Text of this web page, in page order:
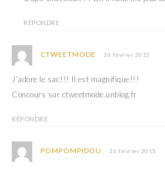
RÉPONDRE
CTWEETMODE 16 février 2015
J’adore le sac!!! Il est magnifique!!!
Concours sur ctweetmode.unblog.fr
RÉPONDRE
POMPOMPIDOU 16 février 2015